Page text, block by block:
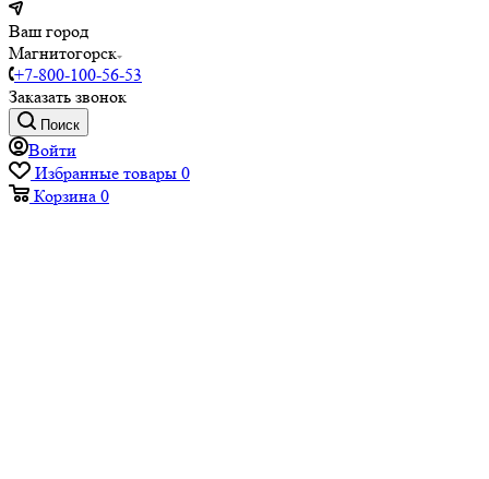
Ваш город
Магнитогорск
+7-800-100-56-53
Заказать звонок
Поиск
Войти
Избранные товары 0
Корзина 0